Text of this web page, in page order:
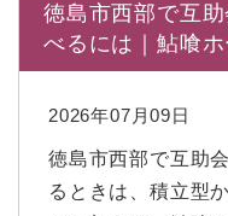
徳島市西部で互
べるには｜鮎喰
2026年07月09日
徳島市西部で互助
るときは、積立型